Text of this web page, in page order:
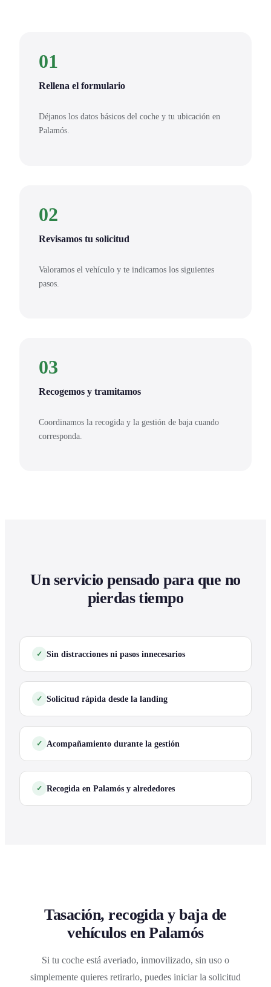
01
Rellena el formulario
Déjanos los datos básicos del coche y tu ubicación en
Palamós.
02
Revisamos tu solicitud
Valoramos el vehículo y te indicamos los siguientes
pasos.
03
Recogemos y tramitamos
Coordinamos la recogida y la gestión de baja cuando
corresponda.
Un servicio pensado para que no
pierdas tiempo
Sin distracciones ni pasos innecesarios
Solicitud rápida desde la landing
Acompañamiento durante la gestión
Recogida en Palamós y alrededores
Tasación, recogida y baja de
vehículos en Palamós
Si tu coche está averiado, inmovilizado, sin uso o
simplemente quieres retirarlo, puedes iniciar la solicitud